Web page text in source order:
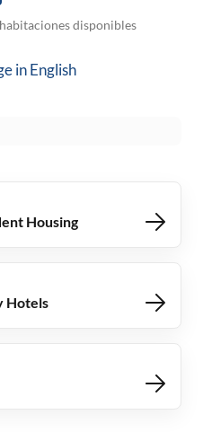
disponibles
inEnglish
Housing
Hotels